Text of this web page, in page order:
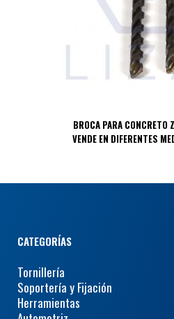
BROCA PARA CONCRETO
VENDE EN DIFERENTES
CATEGORÍAS
Tornillería
Soportería y Fijación
Herramientas